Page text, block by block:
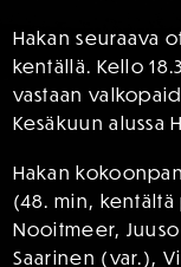
Hakan seuraava
kentällä. Kello
vastaan
Kesäkuun alussa
Hakan
(48. min,
Nooitmeer,
Saarinen (var.),